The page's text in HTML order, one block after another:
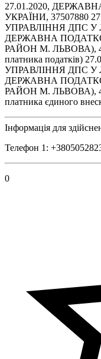
27.01.2020,
УКРАЇНИ, 37507880
УПРАВЛІННЯ ДПС У
ДЕРЖАВНА
РАЙОН М. ЛЬВОВА),
платника податків)
УПРАВЛІННЯ ДПС У
ДЕРЖАВНА
РАЙОН М. ЛЬВОВА),
платника єдиного
Інформація для
Телефон 1:
0